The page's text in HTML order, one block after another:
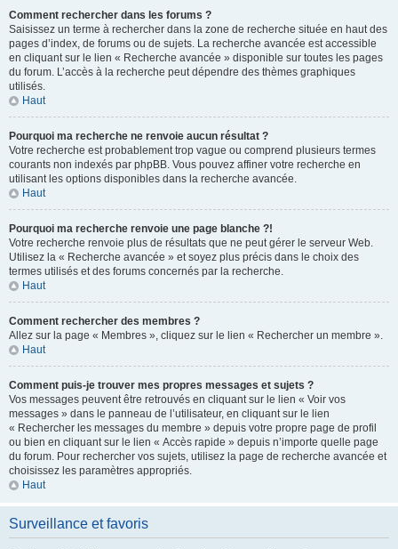
Comment rechercher dans les forums ?
Saisissez un terme à rechercher dans la zone de recherche située en haut des
pages d’index, de forums ou de sujets. La recherche avancée est accessible
en cliquant sur le lien « Recherche avancée » disponible sur toutes les pages
du forum. L’accès à la recherche peut dépendre des thèmes graphiques
utilisés.
Haut
Pourquoi ma recherche ne renvoie aucun résultat ?
Votre recherche est probablement trop vague ou comprend plusieurs termes
courants non indexés par phpBB. Vous pouvez affiner votre recherche en
utilisant les options disponibles dans la recherche avancée.
Haut
Pourquoi ma recherche renvoie une page blanche ?!
Votre recherche renvoie plus de résultats que ne peut gérer le serveur Web.
Utilisez la « Recherche avancée » et soyez plus précis dans le choix des
termes utilisés et des forums concernés par la recherche.
Haut
Comment rechercher des membres ?
Allez sur la page « Membres », cliquez sur le lien « Rechercher un membre ».
Haut
Comment puis-je trouver mes propres messages et sujets ?
Vos messages peuvent être retrouvés en cliquant sur le lien « Voir vos
messages » dans le panneau de l’utilisateur, en cliquant sur le lien
« Rechercher les messages du membre » depuis votre propre page de profil
ou bien en cliquant sur le lien « Accès rapide » depuis n’importe quelle page
du forum. Pour rechercher vos sujets, utilisez la page de recherche avancée et
choisissez les paramètres appropriés.
Haut
Surveillance et favoris